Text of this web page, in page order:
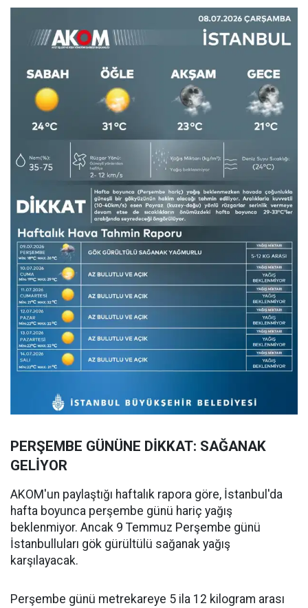
PERŞEMBE GÜNÜNE DİKKAT: SAĞANAK
GELİYOR
AKOM'un paylaştığı haftalık rapora göre, İstanbul'da
hafta boyunca perşembe günü hariç yağış
beklenmiyor. Ancak 9 Temmuz Perşembe günü
İstanbulluları gök gürültülü sağanak yağış
karşılayacak.
Perşembe günü metrekareye 5 ila 12 kilogram arası